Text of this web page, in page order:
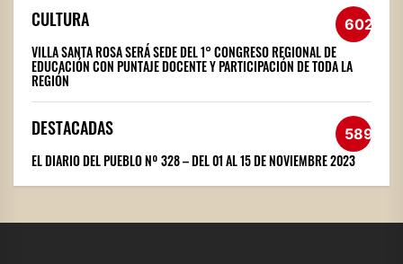
CULTURA 602
VILLA SANTA ROSA SERÁ SEDE DEL 1° CONGRESO REGIONAL DE
EDUCACIÓN CON PUNTAJE DOCENTE Y PARTICIPACIÓN DE TODA LA
REGIÓN
DESTACADAS 589
EL DIARIO DEL PUEBLO Nº 328 – DEL 01 AL 15 DE NOVIEMBRE 2023